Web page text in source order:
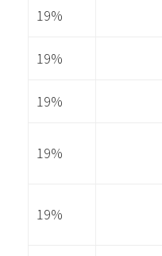
19%
19%
19%
19%
19%